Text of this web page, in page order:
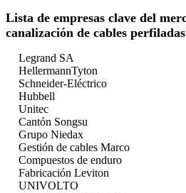
Lista de empresas clave del
canalización de cables perfiladas
Legrand SA
HellermannTyton
Schneider-Eléctrico
Hubbell
Unitec
Cantón Songsu
Grupo Niedax
Gestión de cables Marco
Compuestos de enduro
Fabricación Leviton
UNIVOLTO